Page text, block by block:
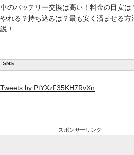
車のバッテリー交換は高い！料金の目安は
やれる？持ち込みは？最も安く済ませる方
説！
SNS
Tweets by PtYXzF35KH7RvXn
スポンサーリンク